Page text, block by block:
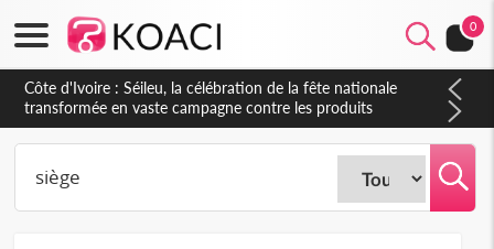
0
Côte d'Ivoire : Séileu, la célébration de la fête nationale
transformée en vaste campagne contre les produits
dépigmentants dangereux